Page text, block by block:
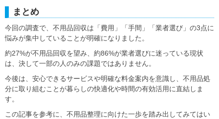
まとめ
今回の調査で、不用品回収は「費用」「手間」「業者選び」の3点に
悩みが集中していることが明確になりました。
約27%が不用品回収を望み、約86%が業者選びに迷っている現状
は、決して一部の人のみの課題ではありません。
今後は、安心できるサービスや明確な料金案内を意識し、不用品処
分に取り組むことが暮らしの快適化や時間の有効活用に直結しま
す。
この記事を参考に、不用品整理に向けた一歩を踏み出してみてはい